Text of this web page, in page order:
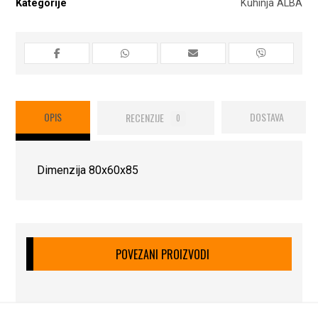
Kategorije Kuhinja ALBA
OPIS RECENZIJE 0 DOSTAVA
Dimenzija 80x60x85
POVEZANI PROIZVODI